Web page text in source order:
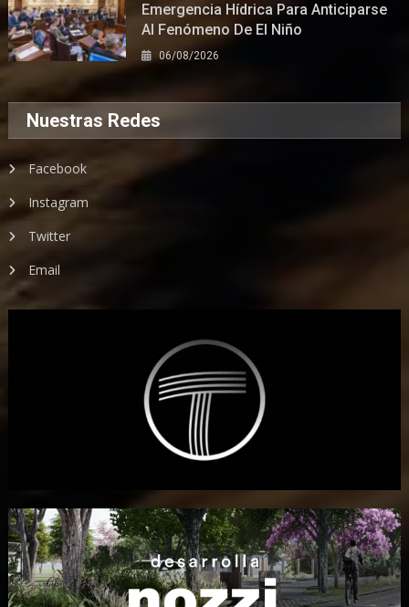
Emergencia Hídrica Para Anticiparse
Al Fenómeno De El Niño
06/08/2026
Nuestras Redes
Facebook
Instagram
Twitter
Email